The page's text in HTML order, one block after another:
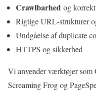
Crawlbarhed og
Rigtige URL-strukturer
Undgåelse af duplicate
HTTPS og sikkerhed
Vi anvender værktøjer som
Screaming Frog og